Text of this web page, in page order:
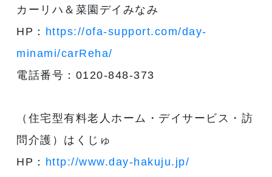
カーリハ＆菜園デイみなみ
HP： https://ofa-support.com/day-
minami/carReha/
電話番号：0120-848-373
（住宅型有料老人ホーム・デイサービス・訪
問介護）はくじゅ
HP： http://www.day-hakuju.jp/